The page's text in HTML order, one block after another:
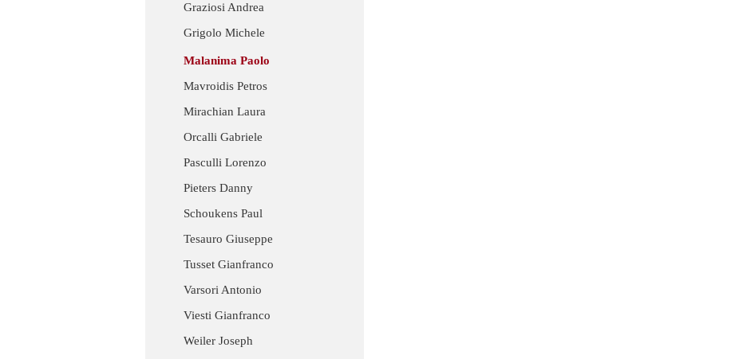
Graziosi Andrea
Grigolo Michele
Malanima Paolo
Mavroidis Petros
Mirachian Laura
Orcalli Gabriele
Pasculli Lorenzo
Pieters Danny
Schoukens Paul
Tesauro Giuseppe
Tusset Gianfranco
Varsori Antonio
Viesti Gianfranco
Weiler Joseph